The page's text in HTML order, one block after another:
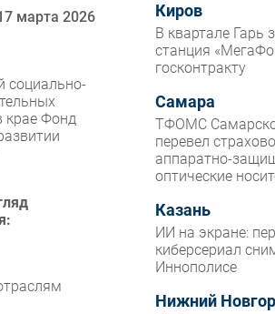
Мероприятия
Проекты
IT класс
Тестовый стенд
Каталог компаний
марта 2026
социально-
крае Фонд
Киров
В квартале Гарь
станция
госконтракту
Самара
ТФОМС
перевел
аппаратно-
оптические
Казань
ИИ на экране:
киберсериал
Иннополисе
Нижний